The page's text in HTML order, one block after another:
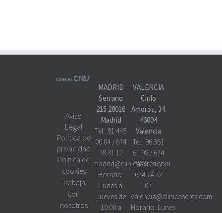
Aviso
Legal
Política de
privacidad
Política de
cookies
Trabaja
con
nosotros
MADRID
Serrano
215 28016
Madrid
Tel.: 91 445
00 04/ 674
78 31 12
madrid@clinicascres.com
Horario:
Lunes a
Jueves de
10:00 a
VALENCIA
Cirilo
Amorós, 34
46004
Valencia
Tel.: 96 351
61 99/ 674
78 31 16/
674 74 72
07
valencia@clinicascres.com
Horario: Lunes